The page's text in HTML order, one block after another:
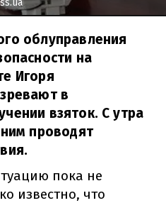
облуправления
на
Игоря
в
взяток. С утра
проводят
пока не
известно, что